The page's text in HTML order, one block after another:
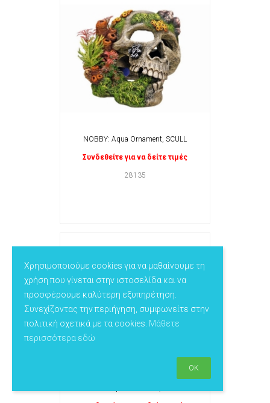
Χρησιμοποιούμε cookies για να μαθαίνουμε τη
χρήση που γίνεται στην ιστοσελίδα και να
προσφέρουμε καλύτερη εξυπηρέτηση.
Συνεχίζοντας την περιήγηση, συμφωνείτε στην
πολιτική σχετικά με τα cookies. Μάθετε
περισσότερα εδώ
OK
NOBBY: Aqua Ornament, SCULL
Συνδεθείτε για να δείτε τιμές
28135